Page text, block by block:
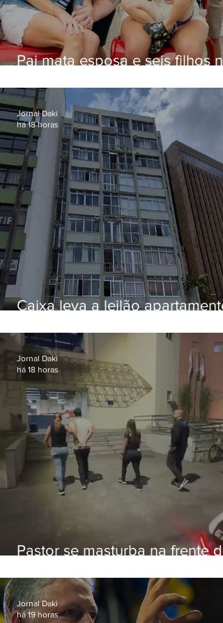
Pai mata esposa e seis filhos
Caixa leva a leilão apartamento
Botafogo
Jornal Daki
há 18 horas
Pastor se masturba na frente de
Jornal Daki
há 18 horas
Jornal Daki
há 19 horas